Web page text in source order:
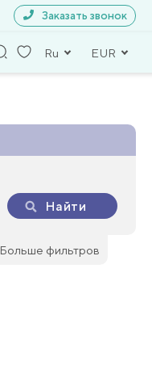
Заказать звонок
Ru EUR
Найти
Больше фильтров
Найти